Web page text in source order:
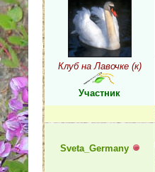
Клуб на Лавочке (к)
Участник
Sveta_Germany